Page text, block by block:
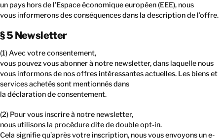
un pays hors de l’Espace économique européen (EEE), nous
vous informerons des conséquences dans la description de l’offre.
§ 5 Newsletter
(1) Avec votre consentement,
vous pouvez vous abonner à notre newsletter, dans laquelle nous
vous informons de nos offres intéressantes actuelles. Les biens et
services achetés sont mentionnés dans
la déclaration de consentement.
(2) Pour vous inscrire à notre newsletter,
nous utilisons la procédure dite de double opt-in.
Cela signifie qu’après votre inscription, nous vous envoyons un e-